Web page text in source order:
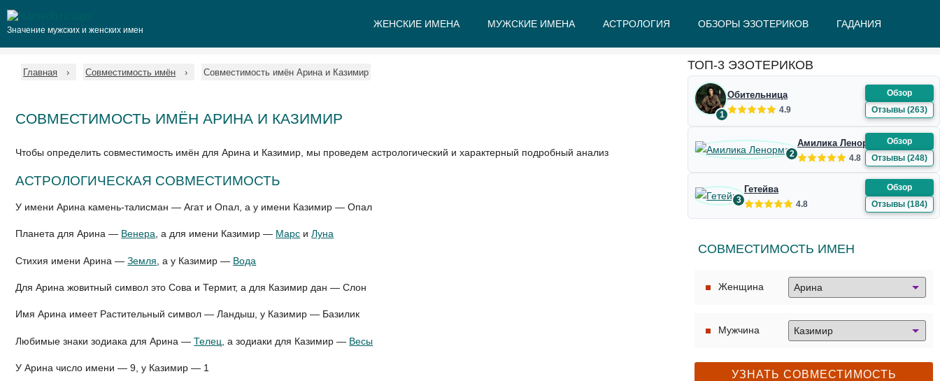
Значение мужских и женских имен
ЖЕНСКИЕ ИМЕНА МУЖСКИЕ ИМЕНА АСТРОЛОГИЯ ОБЗОРЫ ЭЗОТЕРИКОВ ГАДАНИЯ
Главная Совместимость имён Совместимость имён Арина и Казимир
СОВМЕСТИМОСТЬ ИМЁН АРИНА И КАЗИМИР
Чтобы определить совместимость имён для Арина и Казимир, мы проведем астрологический и характерный подробный анализ
АСТРОЛОГИЧЕСКАЯ СОВМЕСТИМОСТЬ
У имени Арина камень-талисман — Агат и Опал, а у имени Казимир — Опал
Планета для Арина — Венера , а для имени Казимир — Марс иЛуна
Стихия имени Арина —Земля , а у Казимир — Вода
Для Арина жовитный символ это Сова и Термит, а для Казимир дан — Слон
Имя Арина имеет Растительный символ — Ландыш, у Казимир — Базилик
Любимые знаки зодиака для Арина —Телец , а зодиаки для Казимир — Весы
У Арина число имени — 9, у Казимир — 1
ТОП-3 ЭЗОТЕРИКОВ
1
Обительница
4.9
Обзор
Отзывы (263)
2
Амилика Ленорман
4.8
Обзор
Отзывы (248)
3
Гетейва
4.8
Обзор
Отзывы (184)
СОВМЕСТИМОСТЬ ИМЕН
Женщина
Мужчина